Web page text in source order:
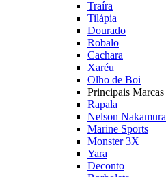
Traíra
Tilápia
Dourado
Robalo
Cachara
Xaréu
Olho de Boi
Principais Marcas
Rapala
Nelson Nakamura
Marine Sports
Monster 3X
Yara
Deconto